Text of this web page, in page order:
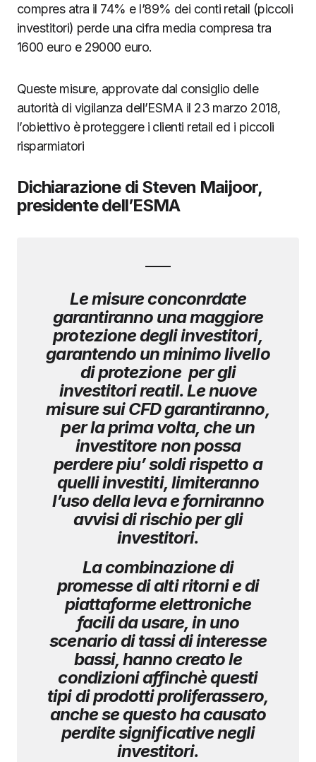
compres atra il 74% e l’89% dei conti retail (piccoli
investitori) perde una cifra media compresa tra
1600 euro e 29000 euro.
Queste misure, approvate dal consiglio delle
autorità di vigilanza dell’ESMA il 23 marzo 2018,
l’obiettivo è proteggere i clienti retail ed i piccoli
risparmiatori
Dichiarazione di Steven Maijoor,
presidente dell’ESMA
Le misure conconrdate
garantiranno una maggiore
protezione degli investitori,
garantendo un minimo livello
di protezione per gli
investitori reatil. Le nuove
misure sui CFD garantiranno,
per la prima volta, che un
investitore non possa
perdere piu’ soldi rispetto a
quelli investiti, limiteranno
l’uso della leva e forniranno
avvisi di rischio per gli
investitori.
La combinazione di
promesse di alti ritorni e di
piattaforme elettroniche
facili da usare, in uno
scenario di tassi di interesse
bassi, hanno creato le
condizioni affinchè questi
tipi di prodotti proliferassero,
anche se questo ha causato
perdite significative negli
investitori.